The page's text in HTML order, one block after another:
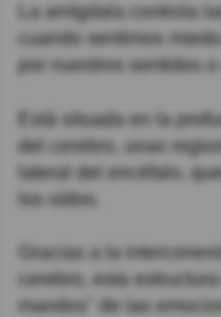
La amígdala controla
cuando sentimos
por nuestros sentidos
Está situada en la
del cerebro, unas
lateral del encéfalo,
los oídos.
Gracias a la
cerebro, esta
mandos" de las